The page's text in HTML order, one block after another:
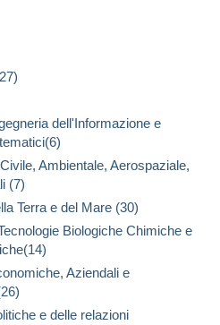
dell'Informazione e
Ambientale, Aerospaziale,
(7)
Terra e del Mare (30)
Biologiche Chimiche e
Aziendali e
e delle relazioni